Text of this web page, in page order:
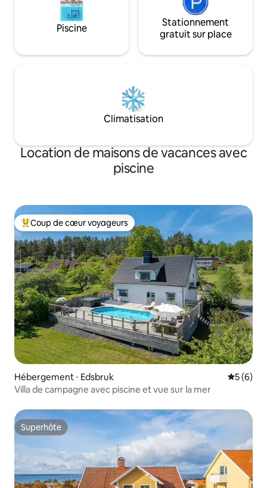
Piscine
Stationnement
gratuit sur place
Climatisation
Location de maisons de vacances avec
piscine
Coups de cœur voyageurs les plus appréciés
Coup de cœur voyageurs
Hébergement ⋅ Edsbruk
5 (6)
Villa de campagne avec piscine et vue sur la mer
Superhôte
Superhôte